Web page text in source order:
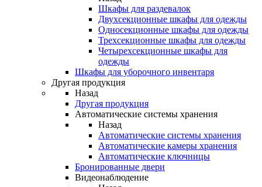
Шкафы для раздевалок
Двухсекционные шкафы для одежды
Односекционные шкафы для одежды
Трехсекционные шкафы для одежды
Четырехсекционные шкафы для
одежды
Шкафы для уборочного инвентаря
Другая продукция
Назад
Другая продукция
Автоматические системы хранения
Назад
Автоматические системы хранения
Автоматические камеры хранения
Автоматические ключницы
Бронированные двери
Видеонаблюдение